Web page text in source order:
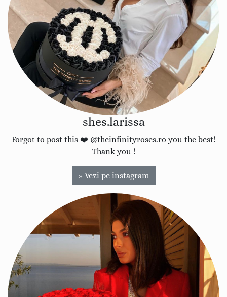
shes.larissa
Forgot to post this ❤️ @theinfinityroses.ro you the best!
Thank you !
» Vezi pe instagram